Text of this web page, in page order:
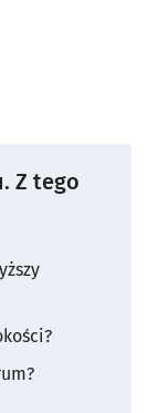
Z tego